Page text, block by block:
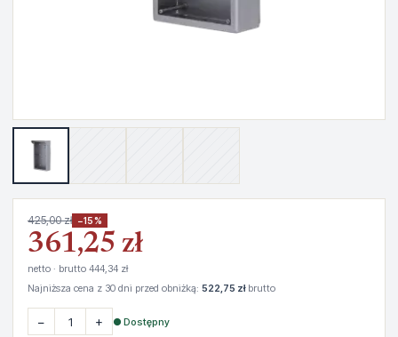
425,00 zł −15%
361,25 zł
netto · brutto 444,34 zł
Najniższa cena z 30 dni przed obniżką: 522,75 złbrutto
− + ● Dostępny